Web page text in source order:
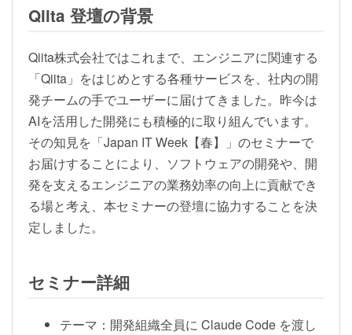
Qiita 登壇の背景
Qiita株式会社ではこれまで、エンジニアに関連する
「Qiita」をはじめとする各種サービスを、社内の開
発チームの手でユーザーに届けてきました。昨今は
AIを活用した開発にも積極的に取り組んでいます。
その知見を「Japan IT Week【春】」のセミナーで
お届けすることにより、ソフトウェアの開発や、開
発を支えるエンジニアの業務効率の向上に貢献でき
る場と考え、本セミナーの登壇に協力することを決
定しました。
セミナー詳細
テーマ：開発組織全員に Claude Code を渡し